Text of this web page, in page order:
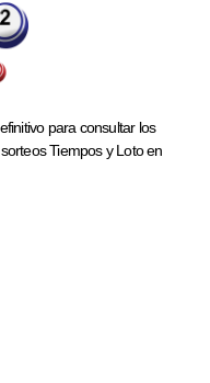
para consultar los
Tiempos y Loto en